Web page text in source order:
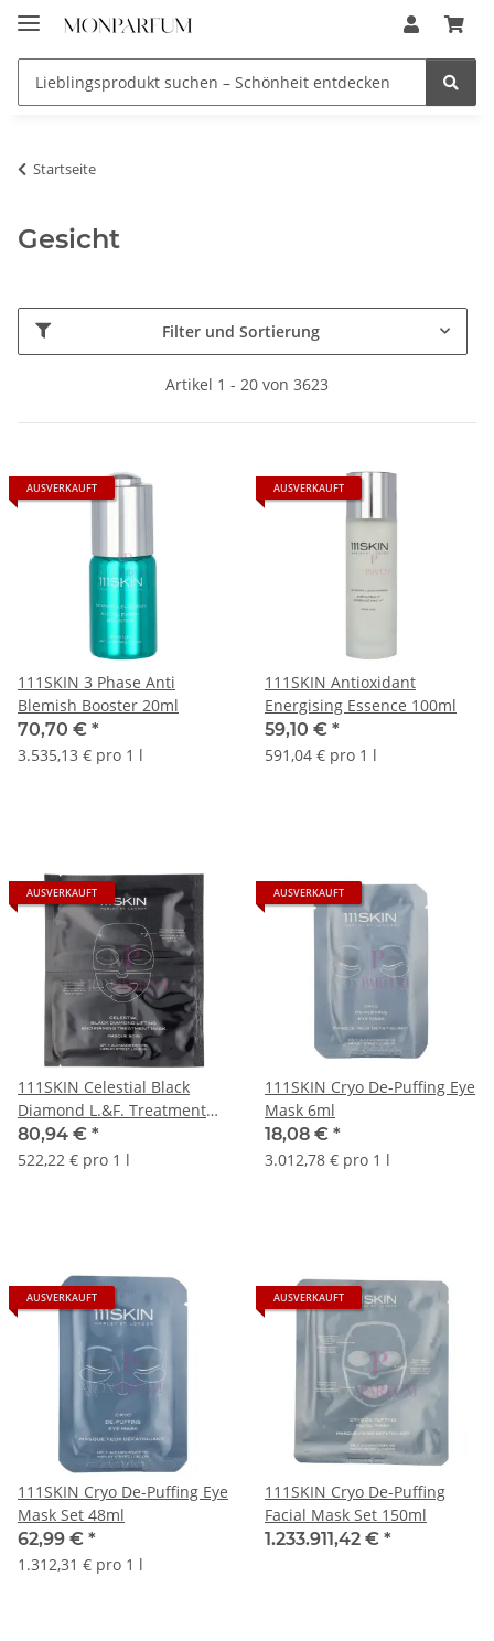
Startseite
Gesicht
Filter und Sortierung
Artikel 1 - 20 von 3623
AUSVERKAUFT
111SKIN 3 Phase Anti
Blemish Booster 20ml
70,70 € *
3.535,13 € pro 1 l
AUSVERKAUFT
111SKIN Antioxidant
Energising Essence 100ml
59,10 € *
591,04 € pro 1 l
AUSVERKAUFT
111SKIN Celestial Black
Diamond L.&F. Treatment
Mask Set 155ml
80,94 € *
522,22 € pro 1 l
AUSVERKAUFT
111SKIN Cryo De-Puffing Eye
Mask 6ml
18,08 € *
3.012,78 € pro 1 l
AUSVERKAUFT
111SKIN Cryo De-Puffing Eye
Mask Set 48ml
62,99 € *
1.312,31 € pro 1 l
AUSVERKAUFT
111SKIN Cryo De-Puffing
Facial Mask Set 150ml
1.233.911,42 € *